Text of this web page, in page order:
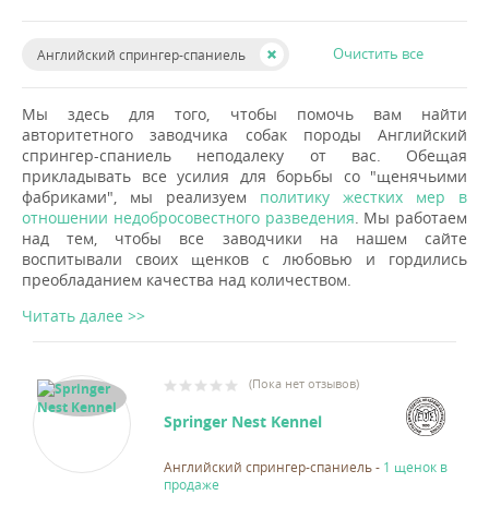
Английский спрингер-спаниель Очистить все
Мы здесь для того, чтобы помочь вам найти
авторитетного заводчика собак породы Английский
спрингер-спаниель неподалеку от вас. Обещая
прикладывать все усилия для борьбы со "щенячьими
фабриками", мы реализуем политику жестких мер в
отношении недобросовестного разведения . Мы работаем
над тем, чтобы все заводчики на нашем сайте
воспитывали своих щенков с любовью и гордились
преобладанием качества над количеством.
Читать далее >>
(Пока нет отзывов)
Springer Nest Kennel
Английский спрингер-спаниель- 1 щенок в
продаже